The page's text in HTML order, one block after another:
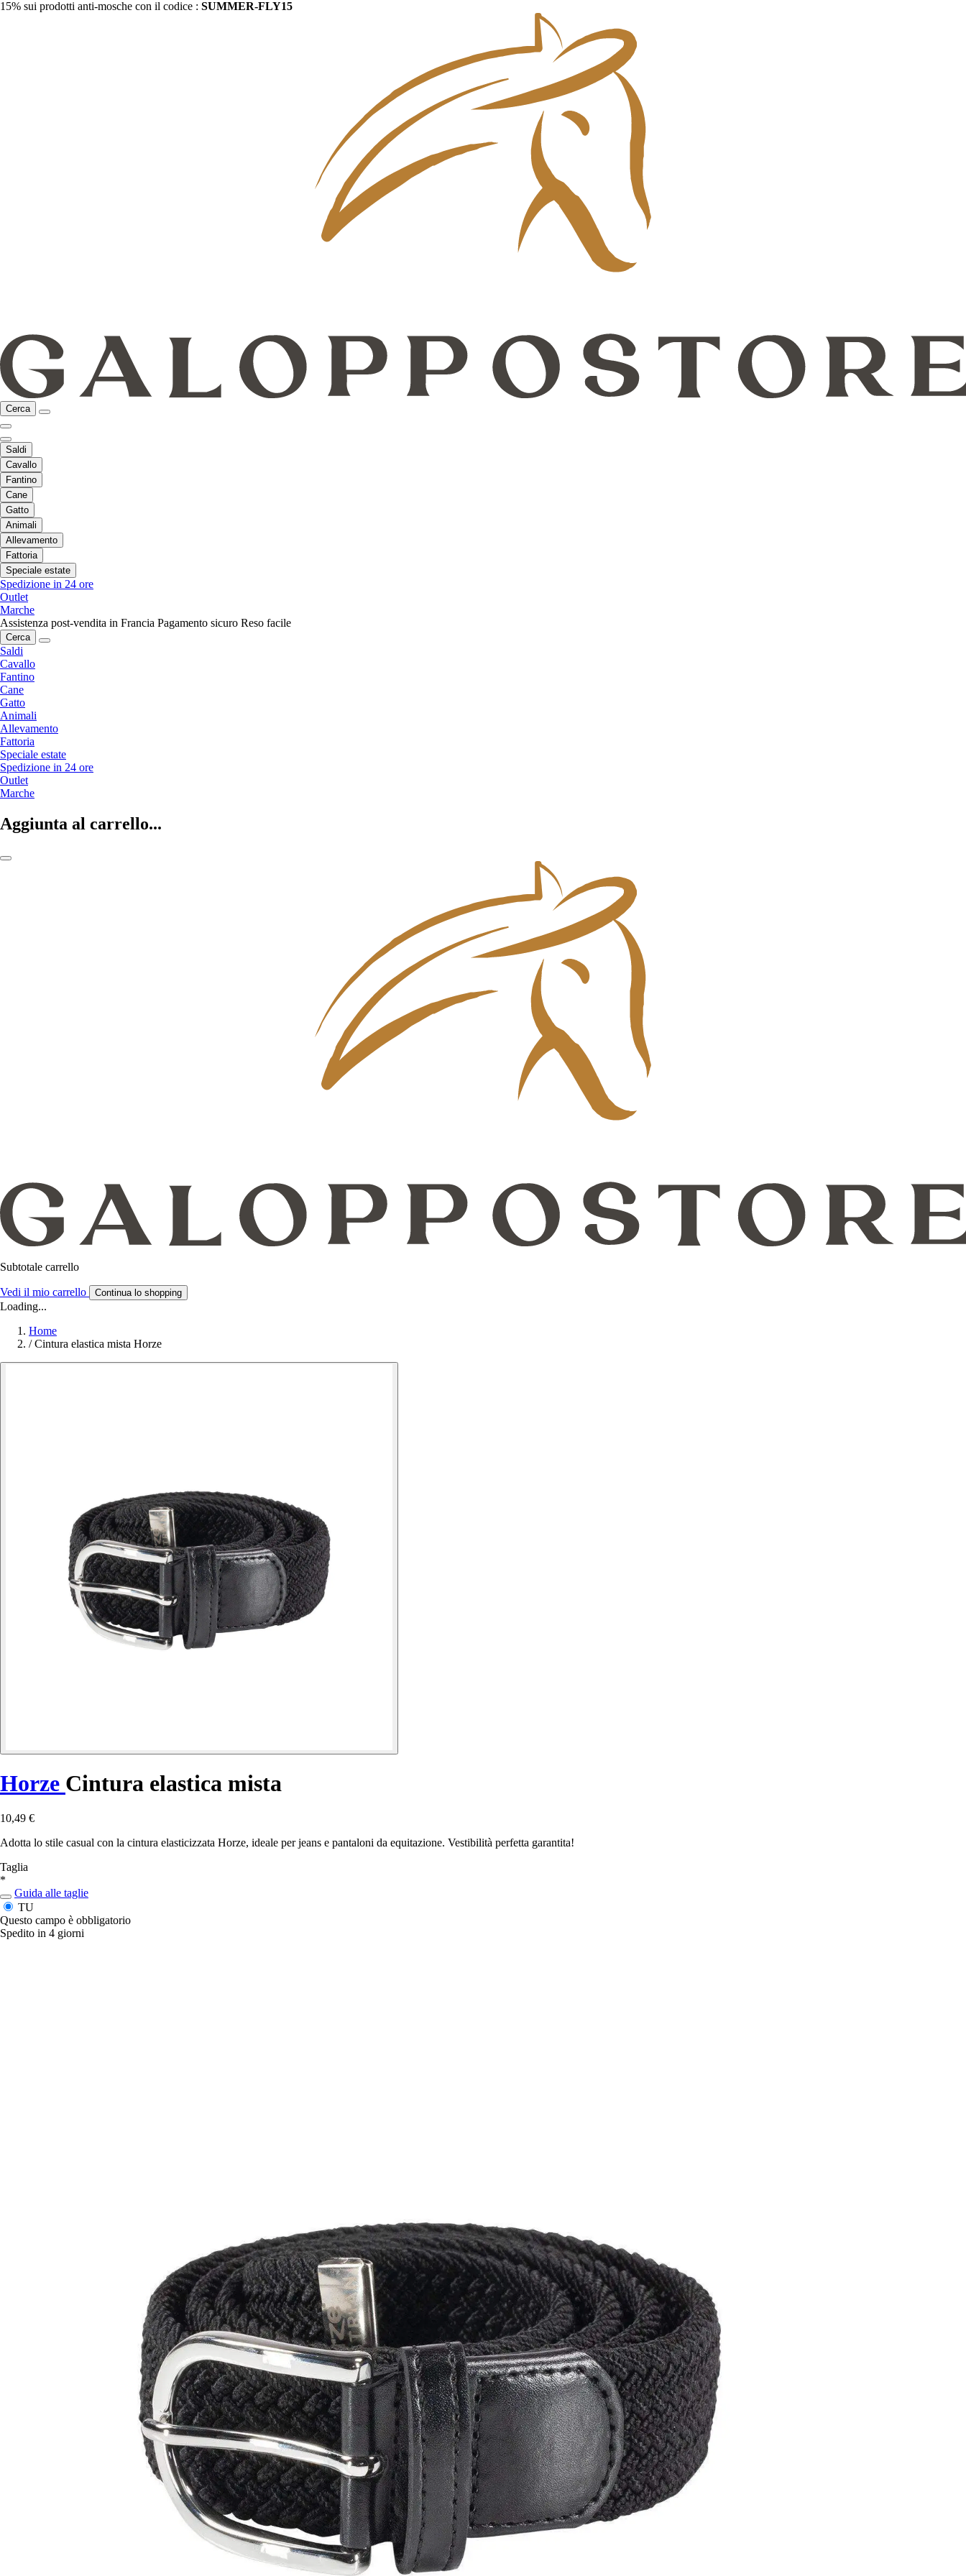
15% sui prodotti anti-mosche con il codice : SUMMER-FLY15
Cerca
Saldi
Cavallo
Fantino
Cane
Gatto
Animali
Allevamento
Fattoria
Speciale estate
Spedizione in 24 ore
Outlet
Marche
Assistenza post-vendita in Francia Pagamento sicuro Reso facile
Cerca
Saldi
Cavallo
Fantino
Cane
Gatto
Animali
Allevamento
Fattoria
Speciale estate
Spedizione in 24 ore
Outlet
Marche
Aggiunta al carrello...
Subtotale carrello
Vedi il mio carrello Continua lo shopping
Loading...
Home
/ Cintura elastica mista Horze
Horze Cintura elastica mista
10,49 €
Adotta lo stile casual con la cintura elasticizzata Horze, ideale per jeans e pantaloni da equitazione. Vestibilità perfetta garantita!
Taglia
*
Guida alle taglie
TU
Questo campo è obbligatorio
Spedito in 4 giorni